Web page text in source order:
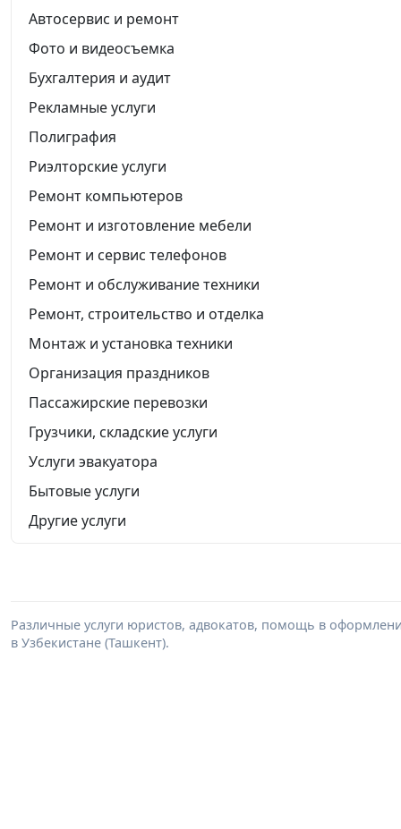
Автосервис и ремонт
Фото и видеосъемка
Бухгалтерия и аудит
Рекламные услуги
Полиграфия
Риэлторские услуги
Ремонт компьютеров
Ремонт и изготовление мебели
Ремонт и сервис телефонов
Ремонт и обслуживание техники
Ремонт, строительство и отделка
Монтаж и установка техники
Организация праздников
Пассажирские перевозки
Грузчики, складские услуги
Услуги эвакуатора
Бытовые услуги
Другие услуги
Различные услуги юристов, адвокатов, помощь в
в Узбекистане (Ташкент).